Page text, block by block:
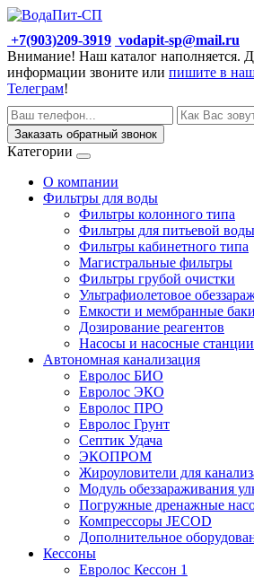
+7(903)209-3919 vodapit-sp@mail.ru
Внимание! Наш каталог наполняется.
информации звоните или пишите в
Телеграм!
Заказать обратный звонок
Категории
О компании
Фильтры для воды
Фильтры колонного типа
Фильтры для питьевой воды
Фильтры кабинетного типа
Магистральные фильтры
Фильтры грубой очистки
Ультрафиолетовое
Емкости и мембранные баки
Дозирование реагентов
Насосы и насосные станции
Автономная канализация
Евролос БИО
Евролос ЭКО
Евролос ПРО
Евролос Грунт
Септик Удача
ЭКОПРОМ
Жироуловители для
Модуль обеззараживания
Погружные дренажные
Компрессоры JECOD
Дополнительное
Кессоны
Евролос Кессон 1